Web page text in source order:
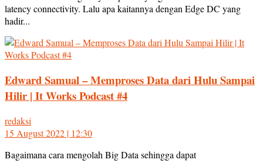
latency connectivity. Lalu apa kaitannya dengan Edge DC yang
hadir...
Edward Samual – Memproses Data dari Hulu Sampai
Hilir | It Works Podcast #4
redaksi
15 August 2022 | 12:30
Bagaimana cara mengolah Big Data sehingga dapat